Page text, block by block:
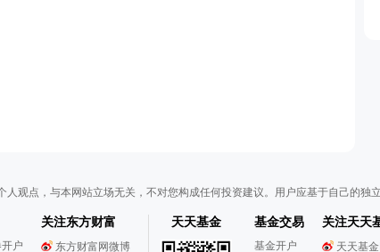
观点，与本网站立场无关，不对您构成任何投资建议。用户应基于自己的独
户
关注东方财富
东方财富网微博
天天基金 基金交易
基金开户
关注天天
天天基